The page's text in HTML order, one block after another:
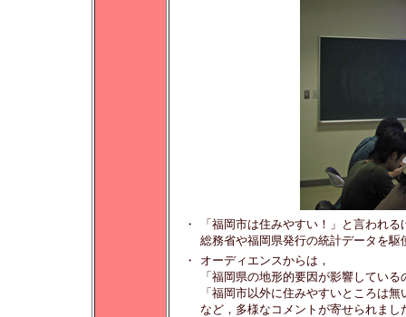
・
「福岡市は住みやすい！」と言われ
総務省や福岡県発行の統計データを
・
オーディエンスからは，
「福岡県の地形的要因が影響してい
「福岡市以外に住みやすいところは無
など，多様なコメントが寄せられまし